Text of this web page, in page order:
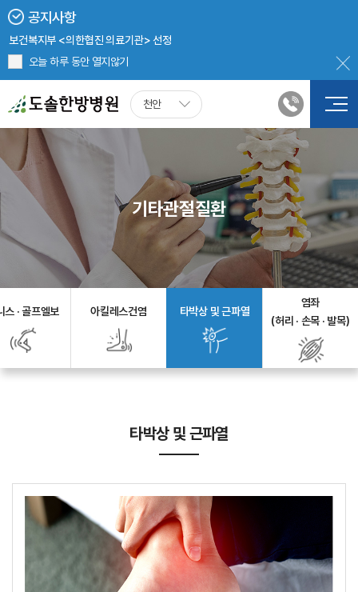
공지사항
천안도솔한방병원 8월 진료 안내
2024년 5월 20일부터 병원 진료 시, 신분증 확인 의무화
보건복지부 <의한협진 의료기관> 선정
천안도솔한방병원 첩약(한약) 처방 시, 건강보험 적용
오늘 하루 동안 열지않기
천안
기타관절질환
스 · 골프엘보 아킬레스건염 타박상 및 근파열
염좌
(허리 · 손목 · 발목)
타박상 및 근파열